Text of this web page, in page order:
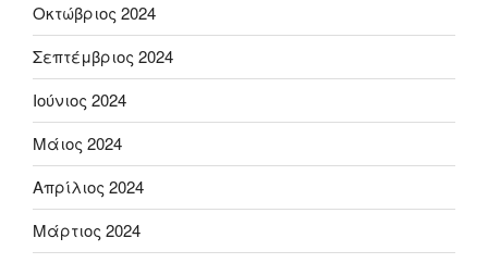
Οκτώβριος 2024
Σεπτέμβριος 2024
Ιούνιος 2024
Μάιος 2024
Απρίλιος 2024
Μάρτιος 2024